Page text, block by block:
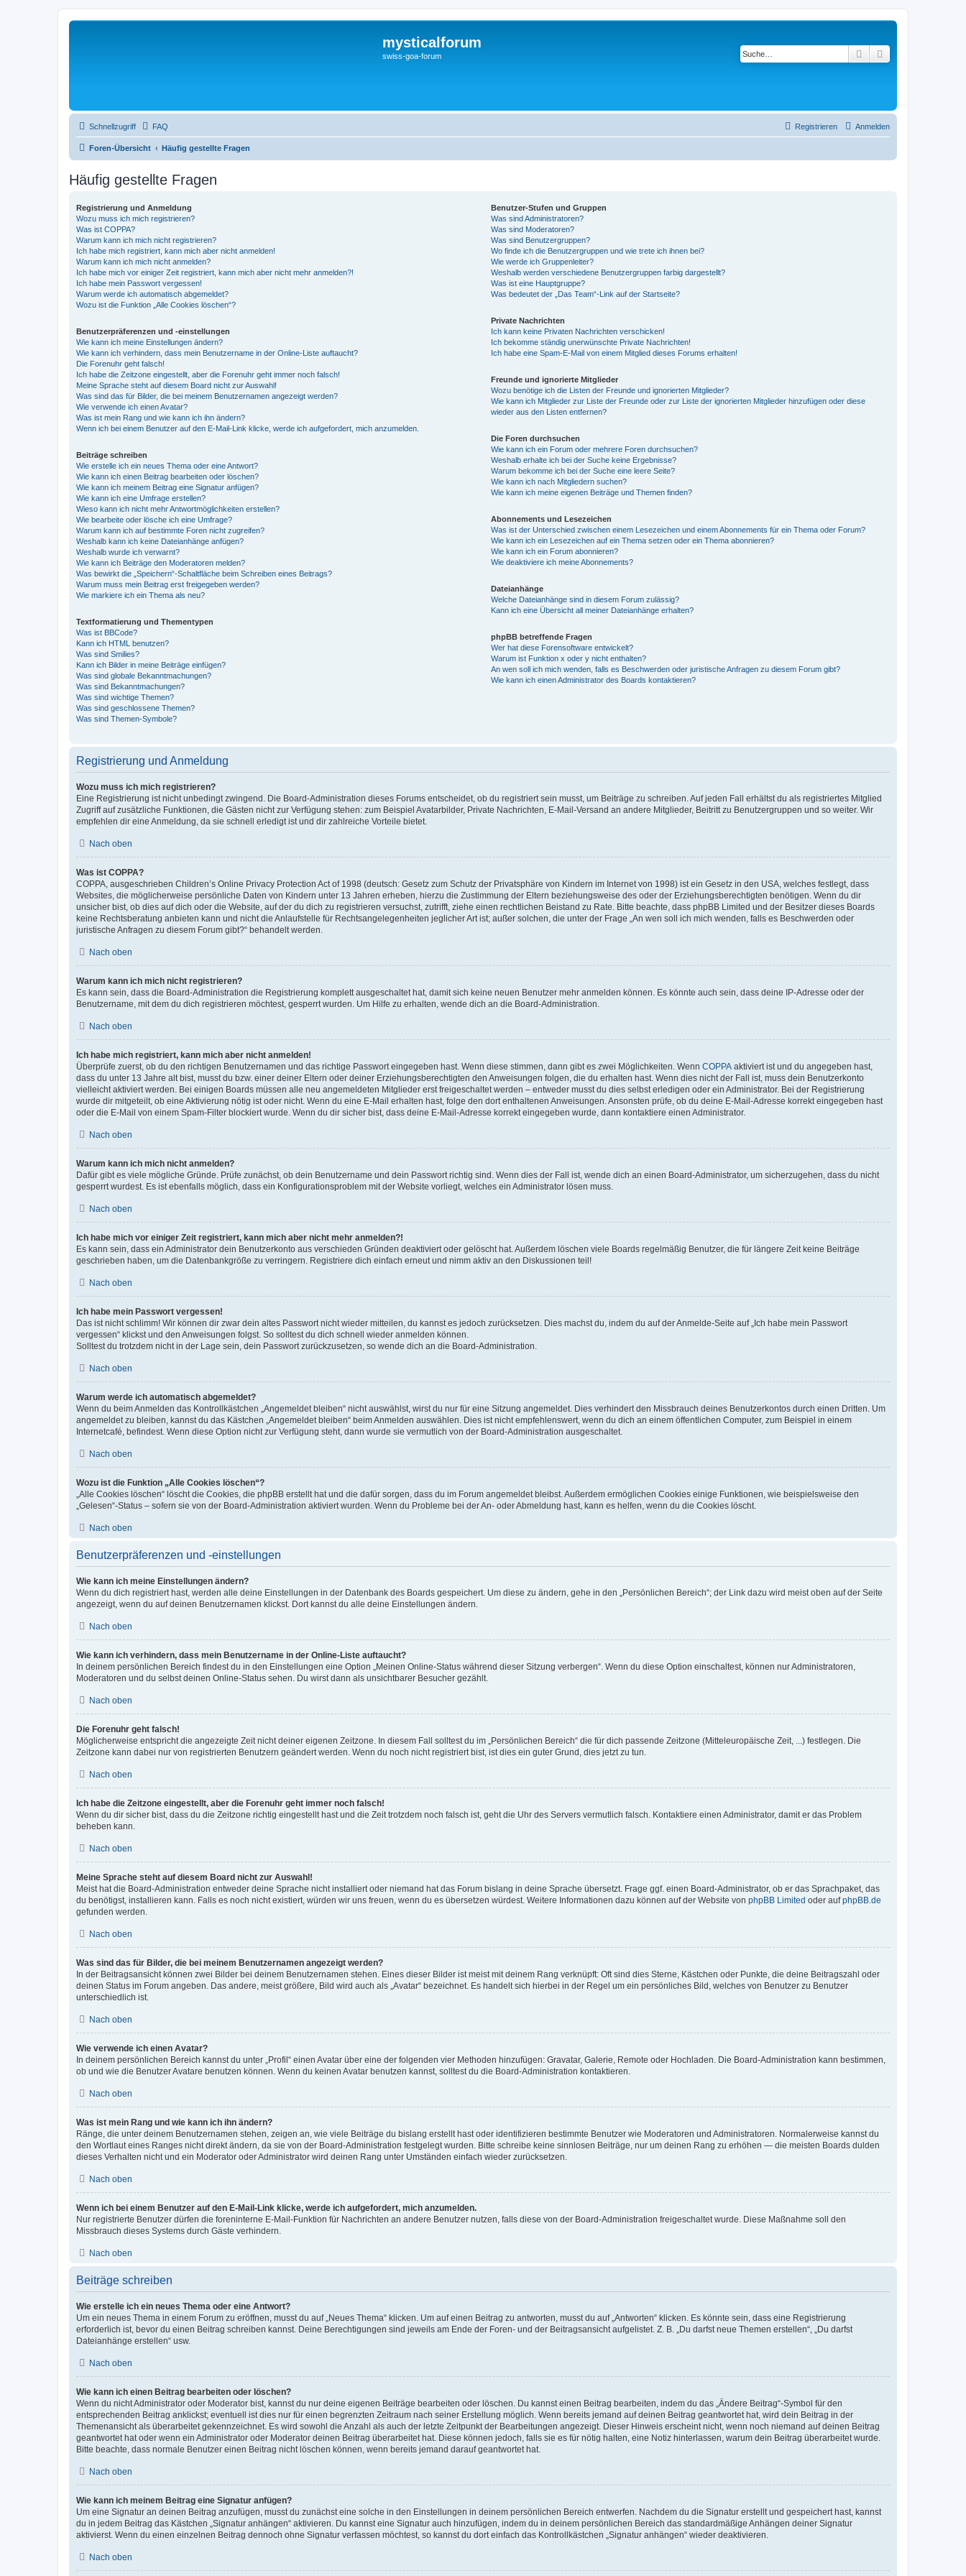
mysticalforum
swiss-goa-forum Suche
Schnellzugriff FAQ Anmelden
Registrieren
Foren-Übersicht Häufig gestellte Fragen
Häufig gestellte Fragen
Registrierung und Anmeldung
Wozu muss ich mich registrieren?
Was ist COPPA?
Warum kann ich mich nicht registrieren?
Ich habe mich registriert, kann mich aber nicht anmelden!
Warum kann ich mich nicht anmelden?
Ich habe mich vor einiger Zeit registriert, kann mich aber nicht mehr anmelden?!
Ich habe mein Passwort vergessen!
Warum werde ich automatisch abgemeldet?
Wozu ist die Funktion „Alle Cookies löschen“?
Benutzerpräferenzen und -einstellungen
Wie kann ich meine Einstellungen ändern?
Wie kann ich verhindern, dass mein Benutzername in der Online-Liste auftaucht?
Die Forenuhr geht falsch!
Ich habe die Zeitzone eingestellt, aber die Forenuhr geht immer noch falsch!
Meine Sprache steht auf diesem Board nicht zur Auswahl!
Was sind das für Bilder, die bei meinem Benutzernamen angezeigt werden?
Wie verwende ich einen Avatar?
Was ist mein Rang und wie kann ich ihn ändern?
Wenn ich bei einem Benutzer auf den E-Mail-Link klicke, werde ich aufgefordert, mich anzumelden.
Beiträge schreiben
Wie erstelle ich ein neues Thema oder eine Antwort?
Wie kann ich einen Beitrag bearbeiten oder löschen?
Wie kann ich meinem Beitrag eine Signatur anfügen?
Wie kann ich eine Umfrage erstellen?
Wieso kann ich nicht mehr Antwortmöglichkeiten erstellen?
Wie bearbeite oder lösche ich eine Umfrage?
Warum kann ich auf bestimmte Foren nicht zugreifen?
Weshalb kann ich keine Dateianhänge anfügen?
Weshalb wurde ich verwarnt?
Wie kann ich Beiträge den Moderatoren melden?
Was bewirkt die „Speichern“-Schaltfläche beim Schreiben eines Beitrags?
Warum muss mein Beitrag erst freigegeben werden?
Wie markiere ich ein Thema als neu?
Textformatierung und Thementypen
Was ist BBCode?
Kann ich HTML benutzen?
Was sind Smilies?
Kann ich Bilder in meine Beiträge einfügen?
Was sind globale Bekanntmachungen?
Was sind Bekanntmachungen?
Was sind wichtige Themen?
Was sind geschlossene Themen?
Was sind Themen-Symbole?
Benutzer-Stufen und Gruppen
Was sind Administratoren?
Was sind Moderatoren?
Was sind Benutzergruppen?
Wo finde ich die Benutzergruppen und wie trete ich ihnen bei?
Wie werde ich Gruppenleiter?
Weshalb werden verschiedene Benutzergruppen farbig dargestellt?
Was ist eine Hauptgruppe?
Was bedeutet der „Das Team“-Link auf der Startseite?
Private Nachrichten
Ich kann keine Privaten Nachrichten verschicken!
Ich bekomme ständig unerwünschte Private Nachrichten!
Ich habe eine Spam-E-Mail von einem Mitglied dieses Forums erhalten!
Freunde und ignorierte Mitglieder
Wozu benötige ich die Listen der Freunde und ignorierten Mitglieder?
Wie kann ich Mitglieder zur Liste der Freunde oder zur Liste der ignorierten Mitglieder hinzufügen oder diese
wieder aus den Listen entfernen?
Die Foren durchsuchen
Wie kann ich ein Forum oder mehrere Foren durchsuchen?
Weshalb erhalte ich bei der Suche keine Ergebnisse?
Warum bekomme ich bei der Suche eine leere Seite?
Wie kann ich nach Mitgliedern suchen?
Wie kann ich meine eigenen Beiträge und Themen finden?
Abonnements und Lesezeichen
Was ist der Unterschied zwischen einem Lesezeichen und einem Abonnements für ein Thema oder Forum?
Wie kann ich ein Lesezeichen auf ein Thema setzen oder ein Thema abonnieren?
Wie kann ich ein Forum abonnieren?
Wie deaktiviere ich meine Abonnements?
Dateianhänge
Welche Dateianhänge sind in diesem Forum zulässig?
Kann ich eine Übersicht all meiner Dateianhänge erhalten?
phpBB betreffende Fragen
Wer hat diese Forensoftware entwickelt?
Warum ist Funktion x oder y nicht enthalten?
An wen soll ich mich wenden, falls es Beschwerden oder juristische Anfragen zu diesem Forum gibt?
Wie kann ich einen Administrator des Boards kontaktieren?
Registrierung und Anmeldung
Wozu muss ich mich registrieren?
Eine Registrierung ist nicht unbedingt zwingend. Die Board-Administration dieses Forums entscheidet, ob du registriert sein musst, um Beiträge zu schreiben. Auf jeden Fall erhältst du als registriertes Mitglied
Zugriff auf zusätzliche Funktionen, die Gästen nicht zur Verfügung stehen: zum Beispiel Avatarbilder, Private Nachrichten, E-Mail-Versand an andere Mitglieder, Beitritt zu Benutzergruppen und so weiter. Wir
empfehlen dir eine Anmeldung, da sie schnell erledigt ist und dir zahlreiche Vorteile bietet.
Nach oben
Was ist COPPA?
COPPA, ausgeschrieben Children’s Online Privacy Protection Act of 1998 (deutsch: Gesetz zum Schutz der Privatsphäre von Kindern im Internet von 1998) ist ein Gesetz in den USA, welches festlegt, dass
Websites, die möglicherweise persönliche Daten von Kindern unter 13 Jahren erheben, hierzu die Zustimmung der Eltern beziehungsweise des oder der Erziehungsberechtigten benötigen. Wenn du dir
unsicher bist, ob dies auf dich oder die Website, auf der du dich zu registrieren versuchst, zutrifft, ziehe einen rechtlichen Beistand zu Rate. Bitte beachte, dass phpBB Limited und der Besitzer dieses Boards
keine Rechtsberatung anbieten kann und nicht die Anlaufstelle für Rechtsangelegenheiten jeglicher Art ist; außer solchen, die unter der Frage „An wen soll ich mich wenden, falls es Beschwerden oder
juristische Anfragen zu diesem Forum gibt?“ behandelt werden.
Nach oben
Warum kann ich mich nicht registrieren?
Es kann sein, dass die Board-Administration die Registrierung komplett ausgeschaltet hat, damit sich keine neuen Benutzer mehr anmelden können. Es könnte auch sein, dass deine IP-Adresse oder der
Benutzername, mit dem du dich registrieren möchtest, gesperrt wurden. Um Hilfe zu erhalten, wende dich an die Board-Administration.
Nach oben
Ich habe mich registriert, kann mich aber nicht anmelden!
Überprüfe zuerst, ob du den richtigen Benutzernamen und das richtige Passwort eingegeben hast. Wenn diese stimmen, dann gibt es zwei Möglichkeiten. Wenn COPPA aktiviert ist und du angegeben hast,
dass du unter 13 Jahre alt bist, musst du bzw. einer deiner Eltern oder deiner Erziehungsberechtigten den Anweisungen folgen, die du erhalten hast. Wenn dies nicht der Fall ist, muss dein Benutzerkonto
vielleicht aktiviert werden. Bei einigen Boards müssen alle neu angemeldeten Mitglieder erst freigeschaltet werden – entweder musst du dies selbst erledigen oder ein Administrator. Bei der Registrierung
wurde dir mitgeteilt, ob eine Aktivierung nötig ist oder nicht. Wenn du eine E-Mail erhalten hast, folge den dort enthaltenen Anweisungen. Ansonsten prüfe, ob du deine E-Mail-Adresse korrekt eingegeben hast
oder die E-Mail von einem Spam-Filter blockiert wurde. Wenn du dir sicher bist, dass deine E-Mail-Adresse korrekt eingegeben wurde, dann kontaktiere einen Administrator.
Nach oben
Warum kann ich mich nicht anmelden?
Dafür gibt es viele mögliche Gründe. Prüfe zunächst, ob dein Benutzername und dein Passwort richtig sind. Wenn dies der Fall ist, wende dich an einen Board-Administrator, um sicherzugehen, dass du nicht
gesperrt wurdest. Es ist ebenfalls möglich, dass ein Konfigurationsproblem mit der Website vorliegt, welches ein Administrator lösen muss.
Nach oben
Ich habe mich vor einiger Zeit registriert, kann mich aber nicht mehr anmelden?!
Es kann sein, dass ein Administrator dein Benutzerkonto aus verschieden Gründen deaktiviert oder gelöscht hat. Außerdem löschen viele Boards regelmäßig Benutzer, die für längere Zeit keine Beiträge
geschrieben haben, um die Datenbankgröße zu verringern. Registriere dich einfach erneut und nimm aktiv an den Diskussionen teil!
Nach oben
Ich habe mein Passwort vergessen!
Das ist nicht schlimm! Wir können dir zwar dein altes Passwort nicht wieder mitteilen, du kannst es jedoch zurücksetzen. Dies machst du, indem du auf der Anmelde-Seite auf „Ich habe mein Passwort
vergessen“ klickst und den Anweisungen folgst. So solltest du dich schnell wieder anmelden können.
Solltest du trotzdem nicht in der Lage sein, dein Passwort zurückzusetzen, so wende dich an die Board-Administration.
Nach oben
Warum werde ich automatisch abgemeldet?
Wenn du beim Anmelden das Kontrollkästchen „Angemeldet bleiben“ nicht auswählst, wirst du nur für eine Sitzung angemeldet. Dies verhindert den Missbrauch deines Benutzerkontos durch einen Dritten. Um
angemeldet zu bleiben, kannst du das Kästchen „Angemeldet bleiben“ beim Anmelden auswählen. Dies ist nicht empfehlenswert, wenn du dich an einem öffentlichen Computer, zum Beispiel in einem
Internetcafé, befindest. Wenn diese Option nicht zur Verfügung steht, dann wurde sie vermutlich von der Board-Administration ausgeschaltet.
Nach oben
Wozu ist die Funktion „Alle Cookies löschen“?
„Alle Cookies löschen“ löscht die Cookies, die phpBB erstellt hat und die dafür sorgen, dass du im Forum angemeldet bleibst. Außerdem ermöglichen Cookies einige Funktionen, wie beispielsweise den
„Gelesen“-Status – sofern sie von der Board-Administration aktiviert wurden. Wenn du Probleme bei der An- oder Abmeldung hast, kann es helfen, wenn du die Cookies löscht.
Nach oben
Benutzerpräferenzen und -einstellungen
Wie kann ich meine Einstellungen ändern?
Wenn du dich registriert hast, werden alle deine Einstellungen in der Datenbank des Boards gespeichert. Um diese zu ändern, gehe in den „Persönlichen Bereich“; der Link dazu wird meist oben auf der Seite
angezeigt, wenn du auf deinen Benutzernamen klickst. Dort kannst du alle deine Einstellungen ändern.
Nach oben
Wie kann ich verhindern, dass mein Benutzername in der Online-Liste auftaucht?
In deinem persönlichen Bereich findest du in den Einstellungen eine Option „Meinen Online-Status während dieser Sitzung verbergen“. Wenn du diese Option einschaltest, können nur Administratoren,
Moderatoren und du selbst deinen Online-Status sehen. Du wirst dann als unsichtbarer Besucher gezählt.
Nach oben
Die Forenuhr geht falsch!
Möglicherweise entspricht die angezeigte Zeit nicht deiner eigenen Zeitzone. In diesem Fall solltest du im „Persönlichen Bereich“ die für dich passende Zeitzone (Mitteleuropäische Zeit, ...) festlegen. Die
Zeitzone kann dabei nur von registrierten Benutzern geändert werden. Wenn du noch nicht registriert bist, ist dies ein guter Grund, dies jetzt zu tun.
Nach oben
Ich habe die Zeitzone eingestellt, aber die Forenuhr geht immer noch falsch!
Wenn du dir sicher bist, dass du die Zeitzone richtig eingestellt hast und die Zeit trotzdem noch falsch ist, geht die Uhr des Servers vermutlich falsch. Kontaktiere einen Administrator, damit er das Problem
beheben kann.
Nach oben
Meine Sprache steht auf diesem Board nicht zur Auswahl!
Meist hat die Board-Administration entweder deine Sprache nicht installiert oder niemand hat das Forum bislang in deine Sprache übersetzt. Frage ggf. einen Board-Administrator, ob er das Sprachpaket, das
du benötigst, installieren kann. Falls es noch nicht existiert, würden wir uns freuen, wenn du es übersetzen würdest. Weitere Informationen dazu können auf der Website von phpBB Limited oder aufphpBB.de
gefunden werden.
Nach oben
Was sind das für Bilder, die bei meinem Benutzernamen angezeigt werden?
In der Beitragsansicht können zwei Bilder bei deinem Benutzernamen stehen. Eines dieser Bilder ist meist mit deinem Rang verknüpft: Oft sind dies Sterne, Kästchen oder Punkte, die deine Beitragszahl oder
deinen Status im Forum angeben. Das andere, meist größere, Bild wird auch als „Avatar“ bezeichnet. Es handelt sich hierbei in der Regel um ein persönliches Bild, welches von Benutzer zu Benutzer
unterschiedlich ist.
Nach oben
Wie verwende ich einen Avatar?
In deinem persönlichen Bereich kannst du unter „Profil“ einen Avatar über eine der folgenden vier Methoden hinzufügen: Gravatar, Galerie, Remote oder Hochladen. Die Board-Administration kann bestimmen,
ob und wie die Benutzer Avatare benutzen können. Wenn du keinen Avatar benutzen kannst, solltest du die Board-Administration kontaktieren.
Nach oben
Was ist mein Rang und wie kann ich ihn ändern?
Ränge, die unter deinem Benutzernamen stehen, zeigen an, wie viele Beiträge du bislang erstellt hast oder identifizieren bestimmte Benutzer wie Moderatoren und Administratoren. Normalerweise kannst du
den Wortlaut eines Ranges nicht direkt ändern, da sie von der Board-Administration festgelegt wurden. Bitte schreibe keine sinnlosen Beiträge, nur um deinen Rang zu erhöhen — die meisten Boards dulden
dieses Verhalten nicht und ein Moderator oder Administrator wird deinen Rang unter Umständen einfach wieder zurücksetzen.
Nach oben
Wenn ich bei einem Benutzer auf den E-Mail-Link klicke, werde ich aufgefordert, mich anzumelden.
Nur registrierte Benutzer dürfen die foreninterne E-Mail-Funktion für Nachrichten an andere Benutzer nutzen, falls diese von der Board-Administration freigeschaltet wurde. Diese Maßnahme soll den
Missbrauch dieses Systems durch Gäste verhindern.
Nach oben
Beiträge schreiben
Wie erstelle ich ein neues Thema oder eine Antwort?
Um ein neues Thema in einem Forum zu eröffnen, musst du auf „Neues Thema“ klicken. Um auf einen Beitrag zu antworten, musst du auf „Antworten“ klicken. Es könnte sein, dass eine Registrierung
erforderlich ist, bevor du einen Beitrag schreiben kannst. Deine Berechtigungen sind jeweils am Ende der Foren- und der Beitragsansicht aufgelistet. Z. B. „Du darfst neue Themen erstellen“, „Du darfst
Dateianhänge erstellen“ usw.
Nach oben
Wie kann ich einen Beitrag bearbeiten oder löschen?
Wenn du nicht Administrator oder Moderator bist, kannst du nur deine eigenen Beiträge bearbeiten oder löschen. Du kannst einen Beitrag bearbeiten, indem du das „Ändere Beitrag“-Symbol für den
entsprechenden Beitrag anklickst; eventuell ist dies nur für einen begrenzten Zeitraum nach seiner Erstellung möglich. Wenn bereits jemand auf deinen Beitrag geantwortet hat, wird dein Beitrag in der
Themenansicht als überarbeitet gekennzeichnet. Es wird sowohl die Anzahl als auch der letzte Zeitpunkt der Bearbeitungen angezeigt. Dieser Hinweis erscheint nicht, wenn noch niemand auf deinen Beitrag
geantwortet hat oder wenn ein Administrator oder Moderator deinen Beitrag überarbeitet hat. Diese können jedoch, falls sie es für nötig halten, eine Notiz hinterlassen, warum dein Beitrag überarbeitet wurde.
Bitte beachte, dass normale Benutzer einen Beitrag nicht löschen können, wenn bereits jemand darauf geantwortet hat.
Nach oben
Wie kann ich meinem Beitrag eine Signatur anfügen?
Um eine Signatur an deinen Beitrag anzufügen, musst du zunächst eine solche in den Einstellungen in deinem persönlichen Bereich entwerfen. Nachdem du die Signatur erstellt und gespeichert hast, kannst
du in jedem Beitrag das Kästchen „Signatur anhängen“ aktivieren. Du kannst eine Signatur auch hinzufügen, indem du in deinem persönlichen Bereich das standardmäßige Anhängen deiner Signatur
aktivierst. Wenn du einen einzelnen Beitrag dennoch ohne Signatur verfassen möchtest, so kannst du dort einfach das Kontrollkästchen „Signatur anhängen“ wieder deaktivieren.
Nach oben